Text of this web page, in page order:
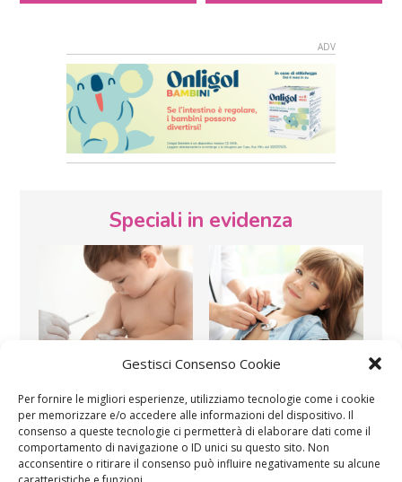
Gestisci Consenso Cookie
Per fornire le migliori esperienze, utilizziamo tecnologie come i cookie
per memorizzare e/o accedere alle informazioni del dispositivo. Il
consenso a queste tecnologie ci permetterà di elaborare dati come il
comportamento di navigazione o ID unici su questo sito. Non
acconsentire o ritirare il consenso può influire negativamente su alcune
Speciali in evidenza
Vaccini SOS Pediatra